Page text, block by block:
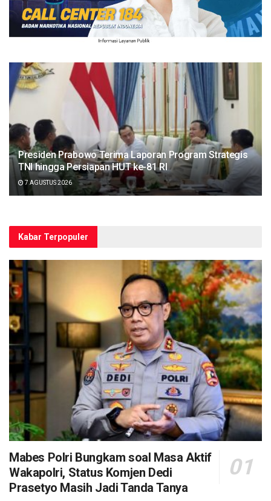
Presiden Prabowo Terima Laporan Program Strategis
TNI hingga Persiapan HUT ke-81 RI
7 AGUSTUS 2026
Kabar Terpopuler
Mabes Polri Bungkam soal Masa Aktif
Wakapolri, Status Komjen Dedi
Prasetyo Masih Jadi Tanda Tanya